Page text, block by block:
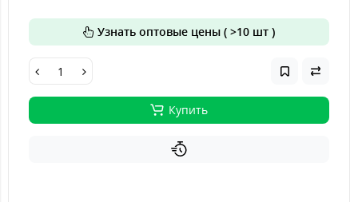
Узнать оптовые цены ( >10 шт )
Купить